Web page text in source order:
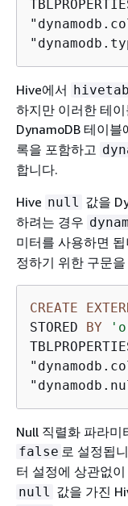
Hive에서
하지만 이러한 테
DynamoDB 테이블
록을 포함하고
합니다.
Hive null 값을
하려는 경우
미터를 사용하면
정하기 위한 구문
CREATE
STORED BY
Null 직렬화 파라미
false 로 설정됩
터 설정에 상관없
null 값을 가진